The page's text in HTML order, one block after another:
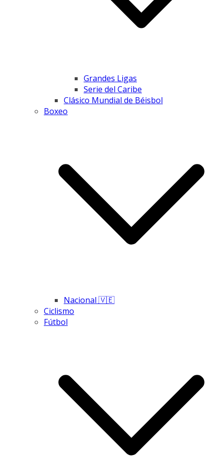
Grandes Ligas
Serie del Caribe
Clásico Mundial de Béisbol
Boxeo
Nacional 🇻🇪
Ciclismo
Fútbol